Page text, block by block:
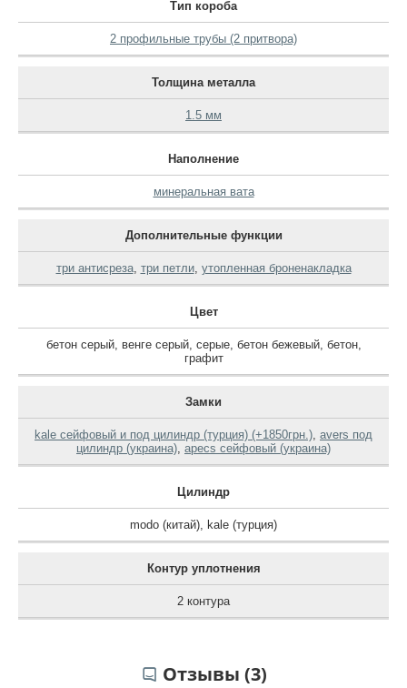
Тип короба
2 профильные трубы (2 притвора)
Толщина металла
1.5 мм
Наполнение
минеральная вата
Дополнительные функции
три антисреза, три петли, утопленная броненакладка
Цвет
бетон серый, венге серый, серые, бетон бежевый, бетон,
графит
Замки
kale сейфовый и под цилиндр (турция) (+1850грн.), avers под
цилиндр (украина), apecs сейфовый (украина)
Цилиндр
modo (китай), kale (турция)
Контур уплотнения
2 контура
Отзывы (3)